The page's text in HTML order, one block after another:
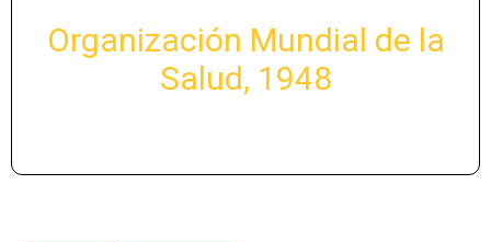
Organización Mundial de la
Salud, 1948